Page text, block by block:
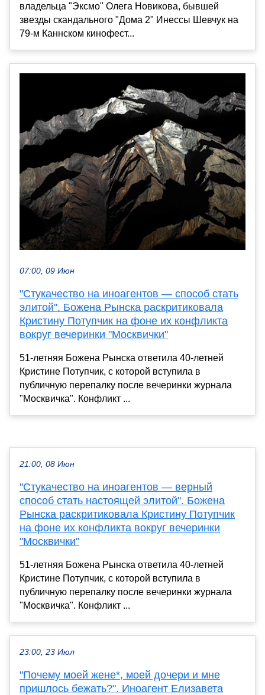
владельца "Эксмо" Олега Новикова, бывшей
звезды скандального "Дома 2" Инессы Шевчук на
79-м Каннском кинофест...
07:00, 09 Июн
"Стукачество на иноагентов — способ стать
элитой". Божена Рынска раскритиковала
Кристину Потупчик на фоне их конфликта
вокруг вечеринки "Москвички"
51-летняя Божена Рынска ответила 40-летней
Кристине Потупчик, с которой вступила в
публичную перепалку после вечеринки журнала
"Москвичка". Конфликт ...
21:00, 08 Июн
"Стукачество на иноагентов — верный
способ стать настоящей элитой". Божена
Рынска раскритиковала Кристину Потупчик
на фоне их конфликта вокруг вечеринки
"Москвички"
51-летняя Божена Рынска ответила 40-летней
Кристине Потупчик, с которой вступила в
публичную перепалку после вечеринки журнала
"Москвичка". Конфликт ...
23:00, 23 Июл
"Почему моей жене*, моей дочери и мне
пришлось бежать?". Иноагент Елизавета